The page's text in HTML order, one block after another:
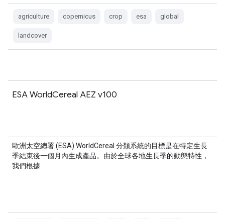
agriculture copernicus crop esa global
landcover
ESA WorldCereal AEZ v100
歐洲太空總署 (ESA) WorldCereal 分類系統的目標是在特定生長
季結束後一個月內生成產品。由於全球各地生長季的動態特性，
我們根據…